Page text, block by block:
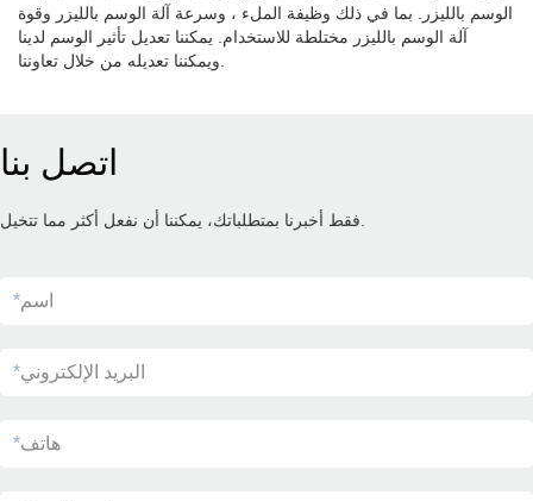
الوسم بالليزر. بما في ذلك وظيفة الملء ، وسرعة آلة الوسم بالليزر وقوة
آلة الوسم بالليزر مختلطة للاستخدام. يمكننا تعديل تأثير الوسم لدينا
اتصل بنا
*اسم
*البريد الإلكتروني
*هاتف